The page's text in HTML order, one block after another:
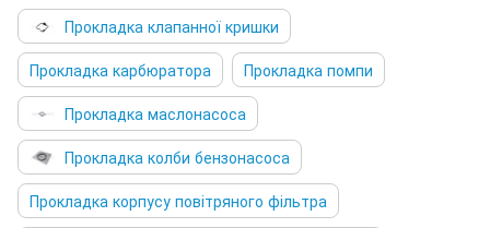
Прокладка клапанної кришки
Прокладка карбюратора
Прокладка помпи
Прокладка маслонасоса
Прокладка колби бензонасоса
Прокладка корпусу повітряного фільтра